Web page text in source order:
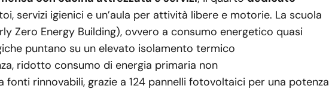
servizi igienici e un’aula per attività libere e motorie. La scuola
Zero Energy Building), ovvero a consumo energetico quasi
puntano su un elevato isolamento termico
ridotto consumo di energia primaria non
fonti rinnovabili, grazie a 124 pannelli fotovoltaici per una potenza